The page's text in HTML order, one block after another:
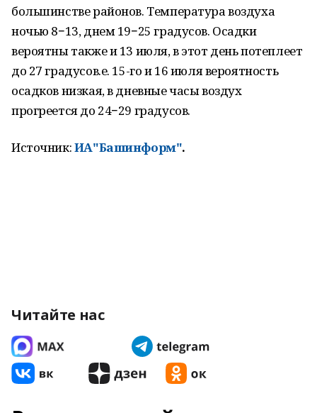
большинстве районов. Температура воздуха
ночью 8−13, днем 19−25 градусов. Осадки
вероятны также и 13 июля, в этот день потеплеет
до 27 градусов.е. 15-го и 16 июля вероятность
осадков низкая, в дневные часы воздух
прогреется до 24−29 градусов.
Источник:ИА"Башинформ".
Читайте нас